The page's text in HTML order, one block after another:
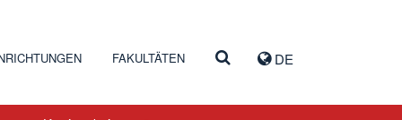
DE
FAKULTÄTEN